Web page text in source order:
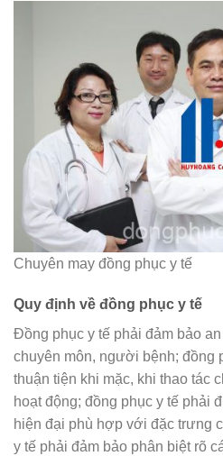
Chuyên may đồng phục y tế
Quy định về đồng phục y tế
Đồng phục y tế phải đảm bảo
chuyên môn, người bệnh; đồng
thuận tiện khi mặc, khi thao tác
hoạt động; đồng phục y tế phải
hiện đại phù hợp với đặc trưng
y tế phải đảm bảo phân biệt rõ